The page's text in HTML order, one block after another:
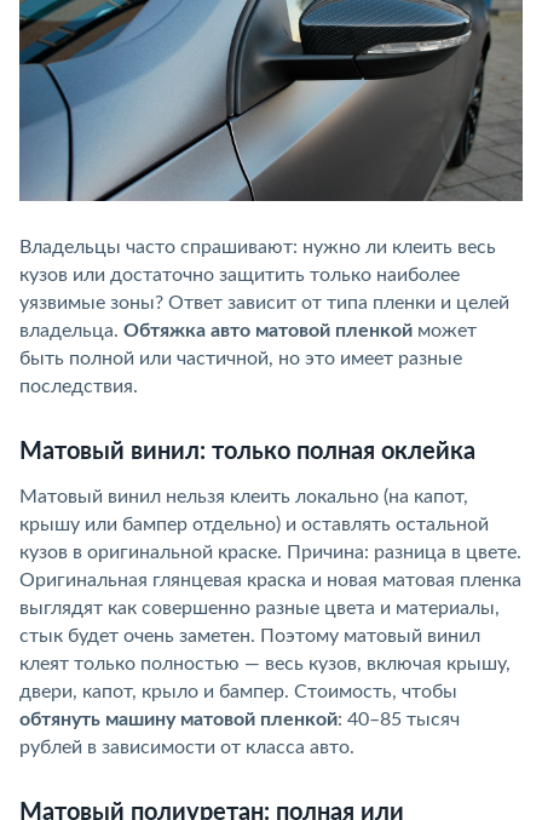
Владельцы часто спрашивают: нужно ли клеить весь
кузов или достаточно защитить только наиболее
уязвимые зоны? Ответ зависит от типа пленки и целей
владельца. Обтяжка авто матовой пленкой может
быть полной или частичной, но это имеет разные
последствия.
Матовый винил: только полная оклейка
Матовый винил нельзя клеить локально (на капот,
крышу или бампер отдельно) и оставлять остальной
кузов в оригинальной краске. Причина: разница в цвете.
Оригинальная глянцевая краска и новая матовая пленка
выглядят как совершенно разные цвета и материалы,
стык будет очень заметен. Поэтому матовый винил
клеят только полностью — весь кузов, включая крышу,
двери, капот, крыло и бампер. Стоимость, чтобы
обтянуть машину матовой пленкой: 40–85 тысяч
рублей в зависимости от класса авто.
Матовый полиуретан: полная или